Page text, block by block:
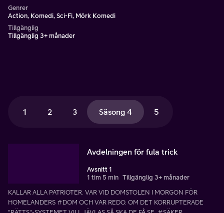
Genrer
Action, Komedi, Sci-Fi, Mörk Komedi
Tillgänglig
Tillgänglig 3+ månader
1 2 3 Säsong 4 5
Avdelningen för fula trick
Avsnitt 1
1 tim 5 min Tillgänglig 3+ månader
KALLAR ALLA PATRIOTER. VAR VID DOMSTOLEN I MORGON FÖR
HOMELANDERS #DOM OCH VAR REDO. OM DET KORRUPTERADE